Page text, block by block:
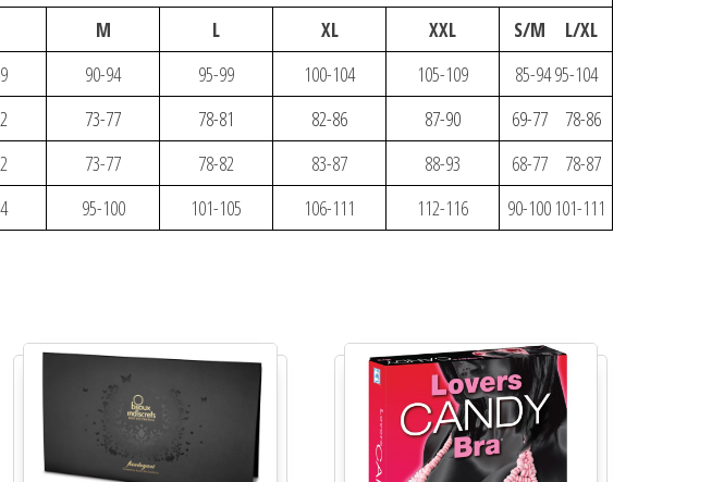
M L XL XXL
S/M L/XL
90-94 95-99 100-104 105-109
85-94 95-104
73-77 78-81 82-86 87-90
69-77 78-86
73-77 78-82 83-87 88-93
68-77 78-87
95-100 101-105 106-111 112-116 90-100 101-111